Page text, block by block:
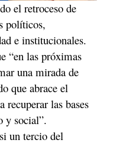
el retroceso de
políticos,
e institucionales.
“en las próximas
una mirada de
que abrace el
recuperar las bases
y social”.
un tercio del